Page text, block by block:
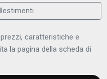
caratteristiche e
la pagina della scheda di